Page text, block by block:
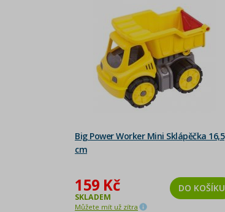
Big Power Worker Mini Sklápěčka 16,5
cm
159 Kč
SKLADEM
Můžete mít už zítra
DO KOŠÍKU